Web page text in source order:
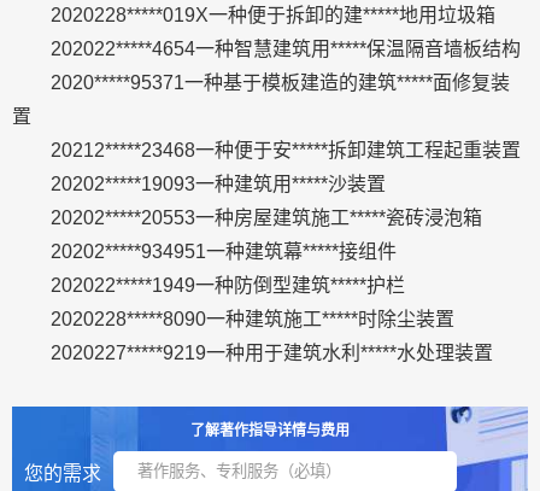
2020228*****019X一种便于拆卸的建*****地用垃圾箱
202022*****4654一种智慧建筑用*****保温隔音墙板结构
2020*****95371一种基于模板建造的建筑*****面修复装
置
20212*****23468一种便于安*****拆卸建筑工程起重装置
20202*****19093一种建筑用*****沙装置
20202*****20553一种房屋建筑施工*****瓷砖浸泡箱
20202*****934951一种建筑幕*****接组件
202022*****1949一种防倒型建筑*****护栏
2020228*****8090一种建筑施工*****时除尘装置
2020227*****9219一种用于建筑水利*****水处理装置
了解著作指导详情与费用
您的需求